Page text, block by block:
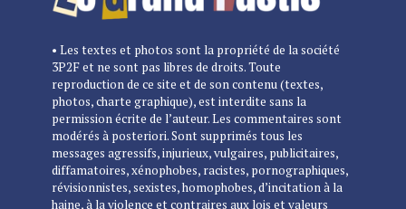
• Les textes et photos sont la propriété de la société
3P2F et ne sont pas libres de droits. Toute
reproduction de ce site et de son contenu (textes,
photos, charte graphique), est interdite sans la
permission écrite de l’auteur. Les commentaires sont
modérés à posteriori. Sont supprimés tous les
messages agressifs, injurieux, vulgaires, publicitaires,
diffamatoires, xénophobes, racistes, pornographiques,
révisionnistes, sexistes, homophobes, d’incitation à la
haine, à la violence et contraires aux lois et valeurs